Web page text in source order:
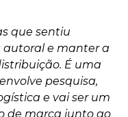
que sentiu
autoral e manter a
É uma
pesquisa,
e vai ser um
de marca junto ao